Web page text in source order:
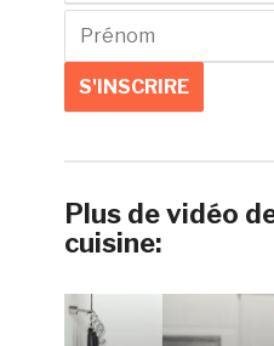
Plus de vidéo
cuisine: